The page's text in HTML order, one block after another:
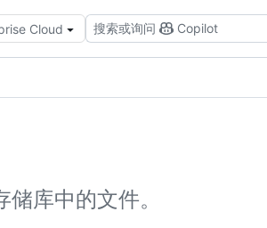
Cloud 搜索或询问 Copilot
库中的文件。